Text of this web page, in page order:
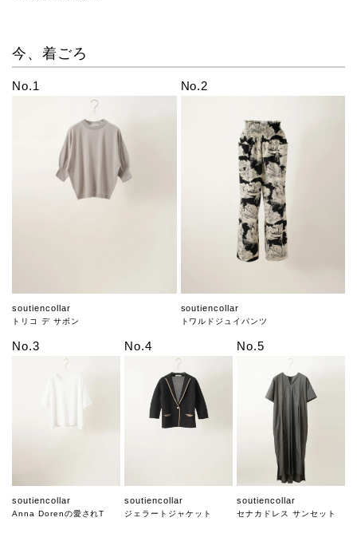
今、着ごろ
No.1
soutiencollar
トリコ デ サボン
No.2
soutiencollar
トワルドジュイパンツ
No.3
soutiencollar
Anna Dorenの愛されT
No.4
soutiencollar
ジェラートジャケット
No.5
soutiencollar
セナカドレス サンセット